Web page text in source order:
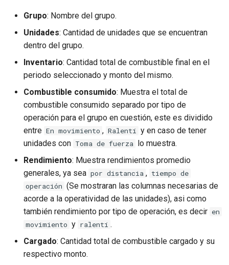
Zonas
Grupo: Nombre del grupo.
Unidades: Cantidad de unidades que se encuentran
dentro del grupo.
Inventario: Cantidad total de combustible final en el
periodo seleccionado y monto del mismo.
Combustible consumido: Muestra el total de
combustible consumido separado por tipo de
operación para el grupo en cuestión, este es dividido
entre En movimiento , Ralentí y en caso de tener
unidades con Toma de fuerza lo muestra.
Rendimiento: Muestra rendimientos promedio
generales, ya sea por distancia , tiempo de
operación (Se mostraran las columnas necesarias de
acorde a la operatividad de las unidades), asi como
también rendimiento por tipo de operación, es decir en
movimiento y ralentí .
Cargado: Cantidad total de combustible cargado y su
respectivo monto.